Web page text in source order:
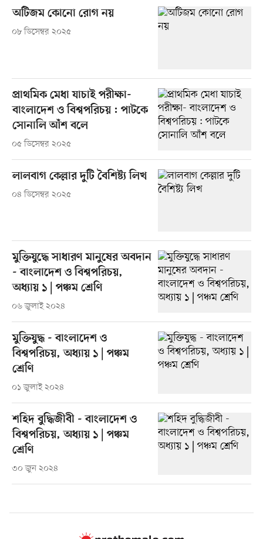
অটিজম কোনো রোগ নয়
০৮ ডিসেম্বর ২০২৫
প্রাথমিক মেধা যাচাই পরীক্ষা-
বাংলাদেশ ও বিশ্বপরিচয় : পাটকে
সোনালি আঁশ বলে
০৫ ডিসেম্বর ২০২৫
লালবাগ কেল্লার দুটি বৈশিষ্ট্য লিখ
০৪ ডিসেম্বর ২০২৫
মুক্তিযুদ্ধে সাধারণ মানুষের অবদান
- বাংলাদেশ ও বিশ্বপরিচয়,
অধ্যায় ১ | পঞ্চম শ্রেণি
০৬ জুলাই ২০২৪
মুক্তিযুদ্ধ - বাংলাদেশ ও
বিশ্বপরিচয়, অধ্যায় ১ | পঞ্চম
শ্রেণি
০১ জুলাই ২০২৪
শহিদ বুদ্ধিজীবী - বাংলাদেশ ও
বিশ্বপরিচয়, অধ্যায় ১ | পঞ্চম
শ্রেণি
৩০ জুন ২০২৪